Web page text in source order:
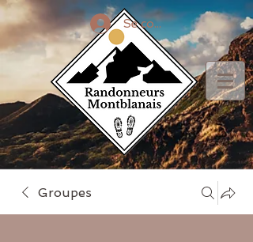
Se connecter
Groupes